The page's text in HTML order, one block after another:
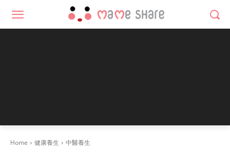
Home 健康養生 中醫養生